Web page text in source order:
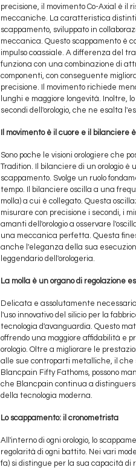
precisione, il movimento Co-Axial è il
meccaniche. La caratteristica
scappamento, sviluppato in
meccanica. Questo scappamento è
impulso coassiale. A differenza del
funziona con una combinazione di
componenti, con conseguente
precisione. Il movimento richiede
lunghi e maggiore longevità. Inoltre,
secondi dell'orologio, che ne esalta
Il movimento è il cuore e il bilanciere
Sono poche le visioni orologiere che
Tradition. Il bilanciere di un orologio
scappamento. Svolge un ruolo
tempo. Il bilanciere oscilla a una
molla) a cui è collegato. Questa
misurare con precisione i secondi, i
amanti dell'orologio a osservare
una meccanica perfetta. Questa
anche l'eleganza della sua
leggendario dell'orologeria.
La molla è un organo di regolazione
Delicata e assolutamente
l'uso innovativo del silicio per la
tecnologia d'avanguardia. Questo
offrendo una maggiore affidabilità e
orologio. Oltre a migliorare le
alle sue controparti metalliche, il che
Blancpain Fifty Fathoms, possono
che Blancpain continua a
della tecnologia moderna.
Lo scappamento: il cronometrista
All'interno di ogni orologio, lo
regolarità di ogni battito. Nei vari
fa) si distingue per la sua capacità